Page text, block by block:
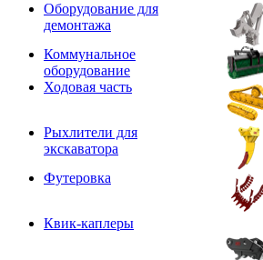
Оборудование для
демонтажа
Коммунальное
оборудование
Ходовая часть
Рыхлители для
экскаватора
Футеровка
Квик-каплеры